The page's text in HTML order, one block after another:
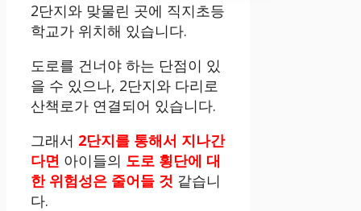
2단지와 맞물린 곳에 직지초등
학교가 위치해 있습니다.
도로를 건너야 하는 단점이 있
을 수 있으나, 2단지와 다리로
산책로가 연결되어 있습니다.
그래서 2단지를 통해서 지나간
다면 아이들의 도로 횡단에 대
한 위험성은 줄어들 것 같습니
다.